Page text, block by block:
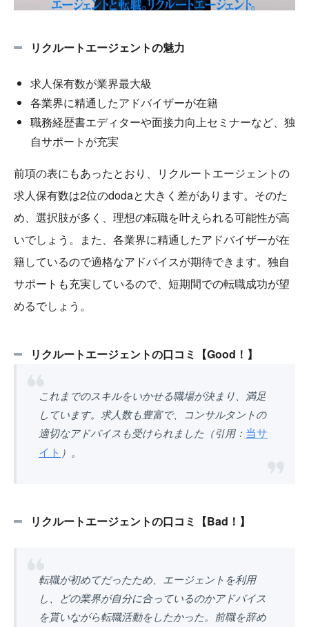
リクルートエージェントの魅力
求人保有数が業界最大級
各業界に精通したアドバイザーが在籍
職務経歴書エディターや面接力向上セミナーなど、独
自サポートが充実
前項の表にもあったとおり、リクルートエージェントの
求人保有数は2位のdodaと大きく差があります。そのた
め、選択肢が多く、理想の転職を叶えられる可能性が高
いでしょう。また、各業界に精通したアドバイザーが在
籍しているので適格なアドバイスが期待できます。独自
サポートも充実しているので、短期間での転職成功が望
めるでしょう。
リクルートエージェントの口コミ【Good！】
これまでのスキルをいかせる職場が決まり、満足
しています。求人数も豊富で、コンサルタントの
適切なアドバイスも受けられました（引用： 当サ
イト ）。
リクルートエージェントの口コミ【Bad！】
転職が初めてだったため、エージェントを利用
し、どの業界が自分に合っているのかアドバイス
を貰いながら転職活動をしたかった。前職を辞め